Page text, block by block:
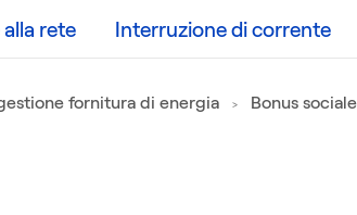
rete Interruzione di corrente
fornitura di energia Bonus